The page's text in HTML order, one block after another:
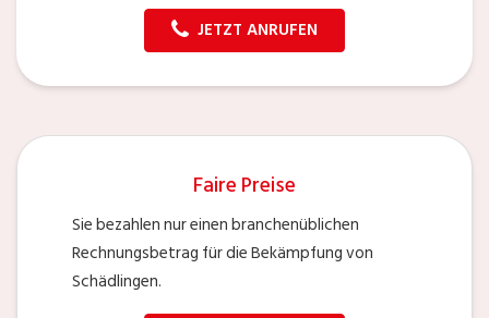
JETZT ANRUFEN
Faire Preise
Sie bezahlen nur einen branchenüblichen
Rechnungsbetrag für die Bekämpfung von
Schädlingen.